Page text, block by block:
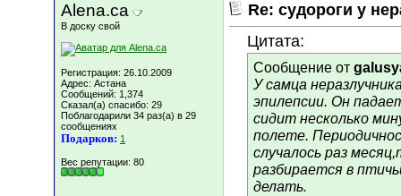
Alena.ca
В доску свой
Регистрация: 26.10.2009
Адрес: Астана
Сообщений: 1,374
Сказал(а) спасибо: 29
Поблагодарили 34 раз(а) в 29
сообщениях
Подарков: 1
Вес репутации: 80
Re: судороги у
Цитата:
Сообщение от
У самца
эпилепсии. Он
сидит несколько
полете.
случалось раз
разбирается в
делать.